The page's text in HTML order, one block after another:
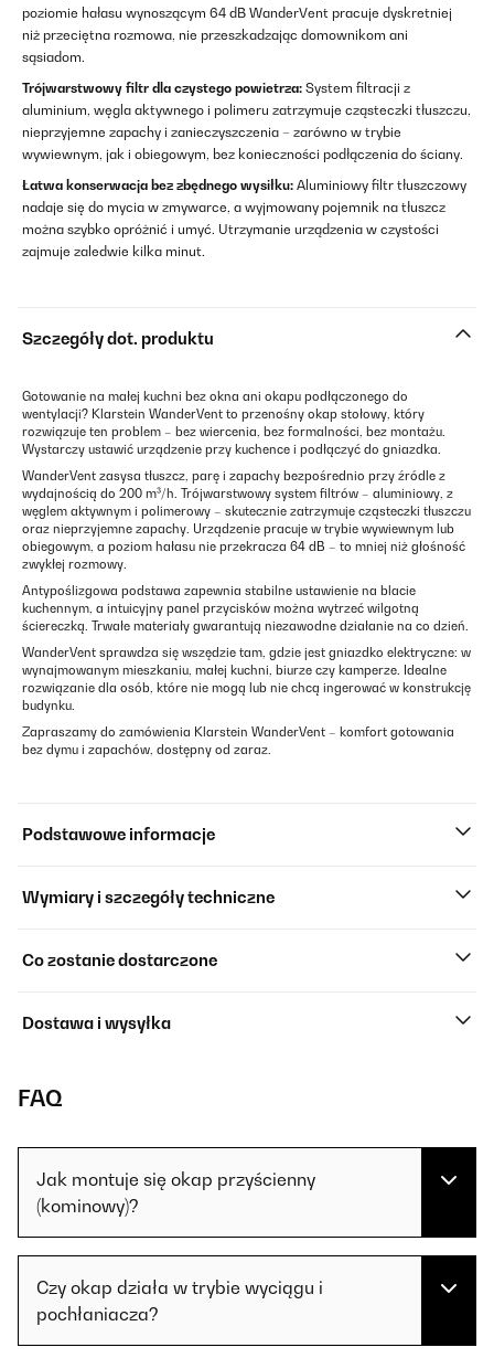
poziomie hałasu wynoszącym 64 dB WanderVent pracuje dyskretniej
niż przeciętna rozmowa, nie przeszkadzając domownikom ani
sąsiadom.
Trójwarstwowy filtr dla czystego powietrza: System filtracji z
aluminium, węgla aktywnego i polimeru zatrzymuje cząsteczki tłuszczu,
nieprzyjemne zapachy i zanieczyszczenia – zarówno w trybie
wywiewnym, jak i obiegowym, bez konieczności podłączenia do ściany.
Łatwa konserwacja bez zbędnego wysiłku: Aluminiowy filtr tłuszczowy
nadaje się do mycia w zmywarce, a wyjmowany pojemnik na tłuszcz
można szybko opróżnić i umyć. Utrzymanie urządzenia w czystości
zajmuje zaledwie kilka minut.
Szczegóły dot. produktu
Gotowanie na małej kuchni bez okna ani okapu podłączonego do
wentylacji? Klarstein WanderVent to przenośny okap stołowy, który
rozwiązuje ten problem – bez wiercenia, bez formalności, bez montażu.
Wystarczy ustawić urządzenie przy kuchence i podłączyć do gniazdka.
WanderVent zasysa tłuszcz, parę i zapachy bezpośrednio przy źródle z
wydajnością do 200 m³/h. Trójwarstwowy system filtrów – aluminiowy, z
węglem aktywnym i polimerowy – skutecznie zatrzymuje cząsteczki tłuszczu
oraz nieprzyjemne zapachy. Urządzenie pracuje w trybie wywiewnym lub
obiegowym, a poziom hałasu nie przekracza 64 dB – to mniej niż głośność
zwykłej rozmowy.
Antypoślizgowa podstawa zapewnia stabilne ustawienie na blacie
kuchennym, a intuicyjny panel przycisków można wytrzeć wilgotną
ściereczką. Trwałe materiały gwarantują niezawodne działanie na co dzień.
WanderVent sprawdza się wszędzie tam, gdzie jest gniazdko elektryczne: w
wynajmowanym mieszkaniu, małej kuchni, biurze czy kamperze. Idealne
rozwiązanie dla osób, które nie mogą lub nie chcą ingerować w konstrukcję
budynku.
Zapraszamy do zamówienia Klarstein WanderVent – komfort gotowania
bez dymu i zapachów, dostępny od zaraz.
Podstawowe informacje
Wymiary i szczegóły techniczne
Co zostanie dostarczone
Dostawa i wysyłka
FAQ
Jak montuje się okap przyścienny
(kominowy)?
Czy okap działa w trybie wyciągu i
pochłaniacza?